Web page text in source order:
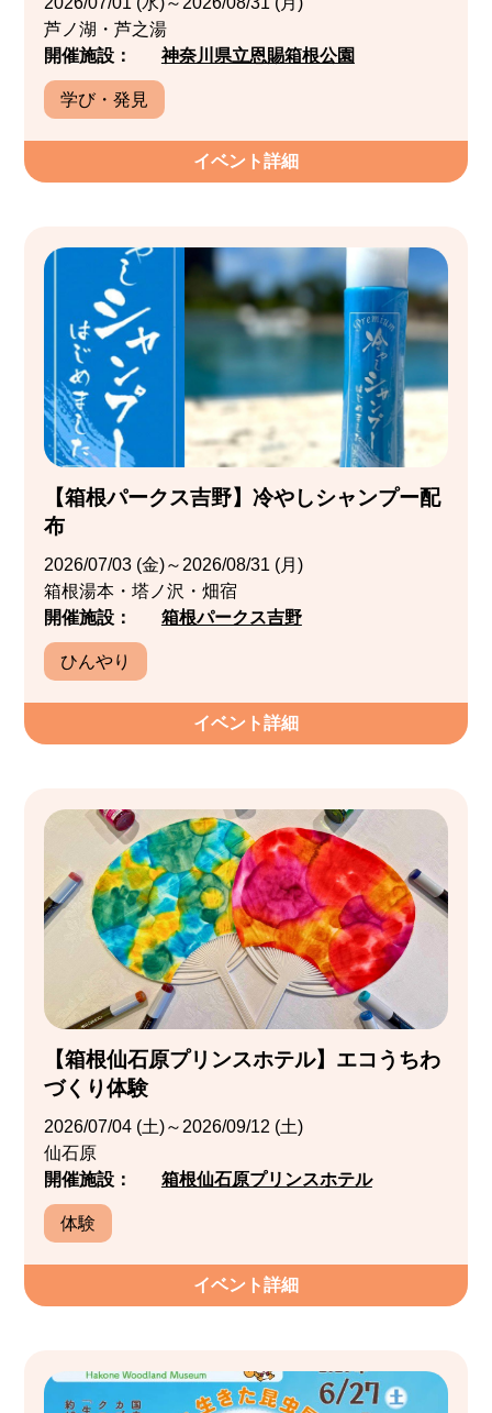
芦ノ湖・芦之湯
開催施設：
神奈川県立恩賜箱根公園
学び・発見
イベント詳細
【箱根パークス吉野】冷やしシャンプー配
布
2026/07/03 (金)～2026/08/31 (月)
箱根湯本・塔ノ沢・畑宿
開催施設：
箱根パークス吉野
ひんやり
イベント詳細
【箱根仙石原プリンスホテル】エコうちわ
づくり体験
2026/07/04 (土)～2026/09/12 (土)
仙石原
開催施設：
箱根仙石原プリンスホテル
体験
イベント詳細